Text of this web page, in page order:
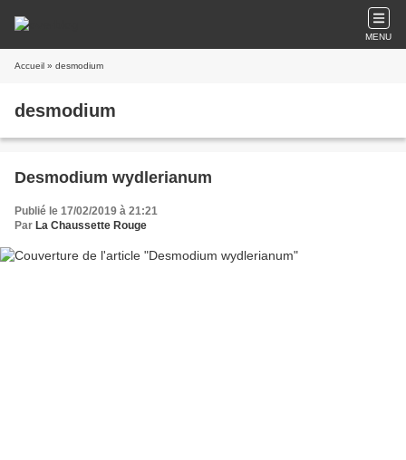
MENU
Accueil » desmodium
desmodium
Desmodium wydlerianum
Publié le 17/02/2019 à 21:21
Par La Chaussette Rouge